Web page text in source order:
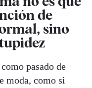
de
sino
pasado de
moda, como si